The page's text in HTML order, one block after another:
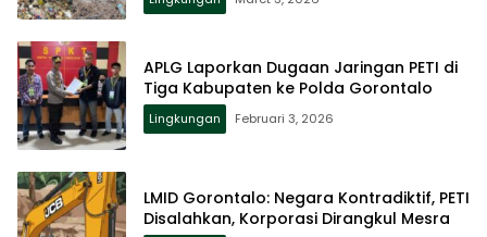
APLG Laporkan Dugaan Jaringan PETI di
Tiga Kabupaten ke Polda Gorontalo
Lingkungan Februari 3, 2026
LMID Gorontalo: Negara Kontradiktif, PETI
Disalahkan, Korporasi Dirangkul Mesra